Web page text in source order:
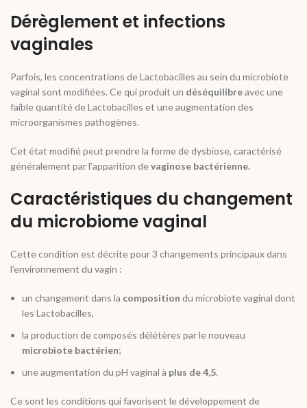
Dérèglement et infections
vaginales
Parfois, les concentrations de Lactobacilles au sein du microbiote
vaginal sont modifiées. Ce qui produit un déséquilibreavec une
faible quantité de Lactobacilles et une augmentation des
microorganismes pathogènes.
Cet état modifié peut prendre la forme de dysbiose, caractérisé
généralement par l’apparition devaginose bactérienne.
Caractéristiques du changement
du microbiome vaginal
Cette condition est décrite pour 3 changements principaux dans
l’environnement du vagin :
un changement dans la composition du microbiote vaginal dont
les Lactobacilles,
la production de composés délétères par le nouveau
microbiote bactérien;
une augmentation du pH vaginal à plus de 4,5.
Ce sont les conditions qui favorisent le développement de